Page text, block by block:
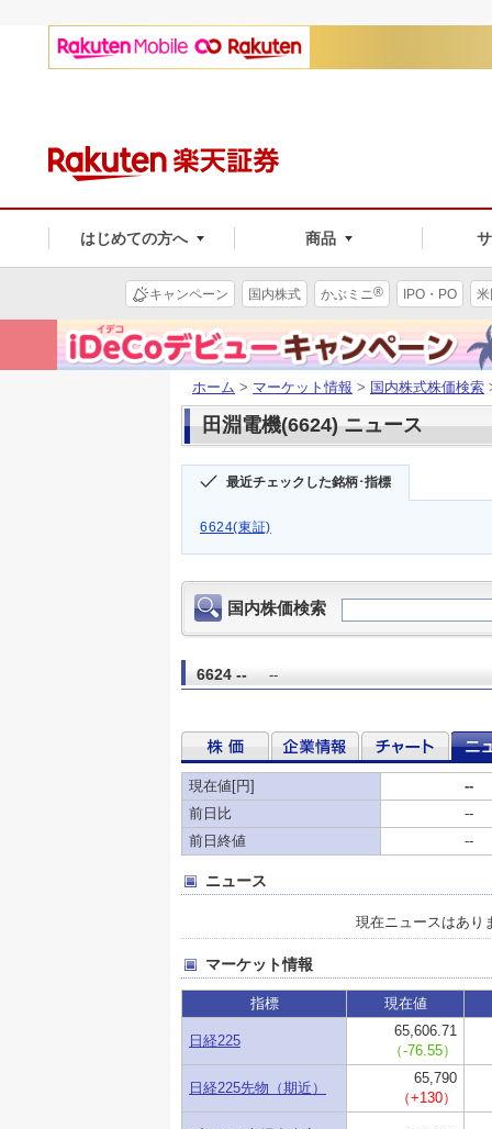
はじめての方へ 商品
キャンペーン 国内株式 かぶミニ® IPO・PO
ホーム > マーケット情報 > 国内株式株価検索
田淵電機(6624) ニュース
最近チェックした銘柄･指標
6624(東証)